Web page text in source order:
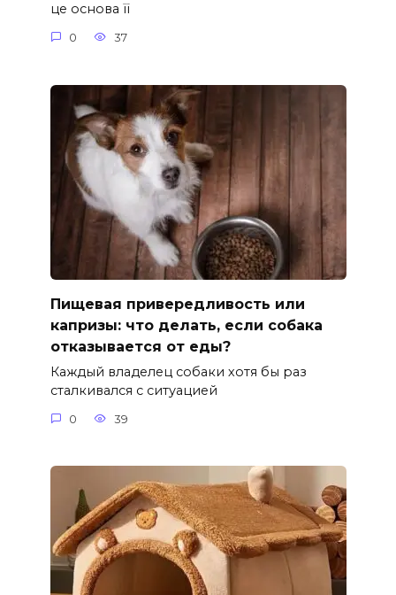
це основа її
0 37
Пищевая привередливость или
капризы: что делать, если собака
отказывается от еды?
Каждый владелец собаки хотя бы раз
сталкивался с ситуацией
0 39